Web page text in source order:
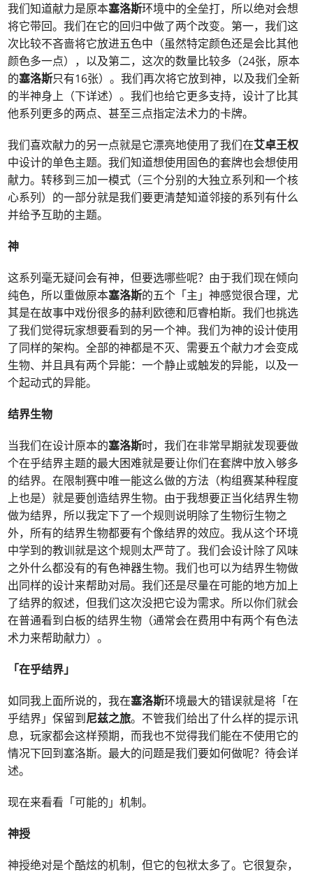
我们知道献力是原本塞洛斯环境中的全垒打，所以绝对会想
将它带回。我们在它的回归中做了两个改变。第一，我们这
次比较不吝啬将它放进五色中（虽然特定颜色还是会比其他
颜色多一点），以及第二，这次的数量比较多（24张，原本
的塞洛斯只有16张）。我们再次将它放到神，以及我们全新
的半神身上（下详述）。我们也给它更多支持，设计了比其
他系列更多的两点、甚至三点指定法术力的卡牌。
我们喜欢献力的另一点就是它漂亮地使用了我们在艾卓王权
中设计的单色主题。我们知道想使用固色的套牌也会想使用
献力。转移到三加一模式（三个分别的大独立系列和一个核
心系列）的一部分就是我们要更清楚知道邻接的系列有什么
并给予互助的主题。
神
这系列毫无疑问会有神，但要选哪些呢？由于我们现在倾向
纯色，所以重做原本塞洛斯的五个「主」神感觉很合理，尤
其是在故事中戏份很多的赫利欧德和厄睿柏斯。我们也挑选
了我们觉得玩家想要看到的另一个神。我们为神的设计使用
了同样的架构。全部的神都是不灭、需要五个献力才会变成
生物、并且具有两个异能：一个静止或触发的异能，以及一
个起动式的异能。
结界生物
当我们在设计原本的塞洛斯时，我们在非常早期就发现要做
个在乎结界主题的最大困难就是要让你们在套牌中放入够多
的结界。在限制赛中唯一能这么做的方法（构组赛某种程度
上也是）就是要创造结界生物。由于我想要正当化结界生物
做为结界，所以我定下了一个规则说明除了生物衍生物之
外，所有的结界生物都要有个像结界的效应。我从这个环境
中学到的教训就是这个规则太严苛了。我们会设计除了风味
之外什么都没有的有色神器生物。我们也可以为结界生物做
出同样的设计来帮助对局。我们还是尽量在可能的地方加上
了结界的叙述，但我们这次没把它设为需求。所以你们就会
在普通看到白板的结界生物（通常会在费用中有两个有色法
术力来帮助献力）。
「在乎结界」
如同我上面所说的，我在塞洛斯环境最大的错误就是将「在
乎结界」保留到尼兹之旅。不管我们给出了什么样的提示讯
息，玩家都会这样预期，而我也不觉得我们能在不使用它的
情况下回到塞洛斯。最大的问题是我们要如何做呢？待会详
述。
现在来看看「可能的」机制。
神授
神授绝对是个酷炫的机制，但它的包袱太多了。它很复杂，